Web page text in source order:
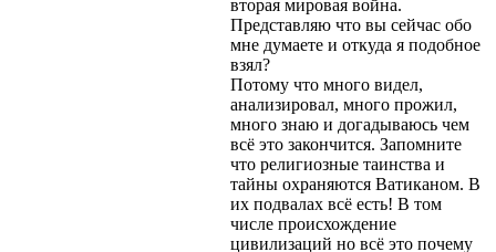
вторая мировая война.
Представляю что вы сейчас обо
мне думаете и откуда я подобное
взял?
Потому что много видел,
анализировал, много прожил,
много знаю и догадываюсь чем
всё это закончится. Запомните
что религиозные таинства и
тайны охраняются Ватиканом. В
их подвалах всё есть! В том
числе происхождение
цивилизаций но всё это почему